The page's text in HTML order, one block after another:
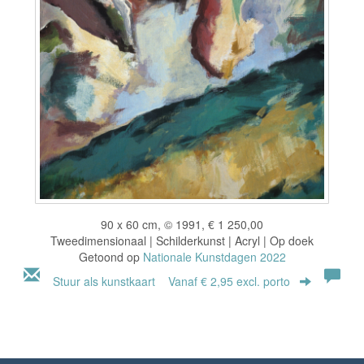
90 x 60 cm, © 1991, € 1 250,00
Tweedimensionaal | Schilderkunst | Acryl | Op doek
Getoond op Nationale Kunstdagen 2022
Stuur als kunstkaart Vanaf € 2,95 excl. porto